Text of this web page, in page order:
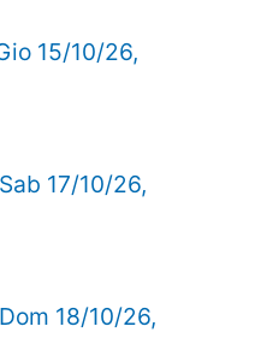
15/10/26,
17/10/26,
18/10/26,